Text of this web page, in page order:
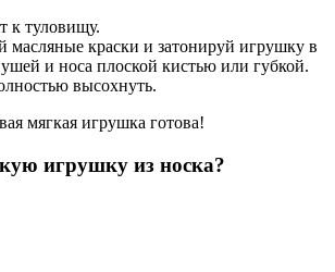
к туловищу.
масляные краски и затонируй игрушку в
ушей и носа плоской кистью или губкой.
высохнуть.
мягкая игрушка готова!
игрушку из носка?